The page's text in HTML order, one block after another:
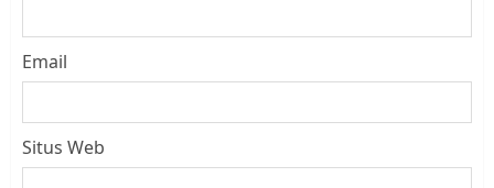
Email
Situs Web